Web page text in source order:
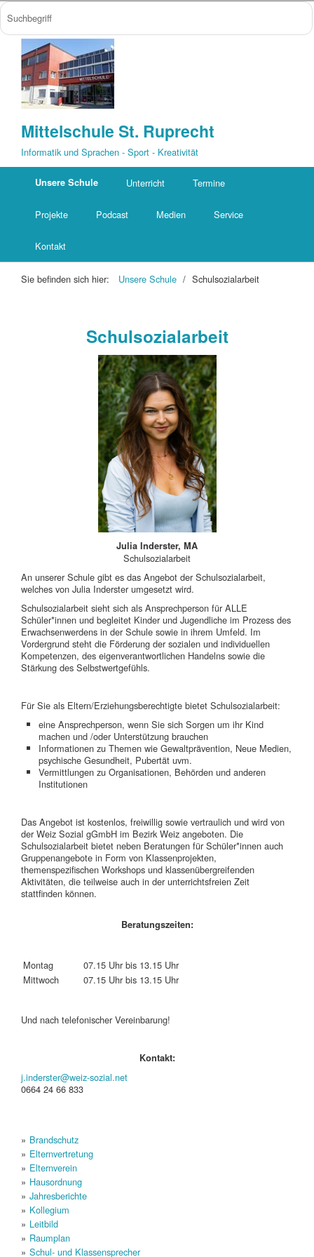
Mittelschule St. Ruprecht
Informatik und Sprachen - Sport - Kreativität
Unsere Schule Unterricht Termine
Projekte Podcast Medien Service
Kontakt
Sie befinden sich hier: Unsere Schule / Schulsozialarbeit
Schulsozialarbeit
Julia Inderster, MA
Schulsozialarbeit
An unserer Schule gibt es das Angebot der Schulsozialarbeit,
welches von Julia Inderster umgesetzt wird.
Schulsozialarbeit sieht sich als Ansprechperson für ALLE
Schüler*innen und begleitet Kinder und Jugendliche im Prozess des
Erwachsenwerdens in der Schule sowie in ihrem Umfeld. Im
Vordergrund steht die Förderung der sozialen und individuellen
Kompetenzen, des eigenverantwortlichen Handelns sowie die
Stärkung des Selbstwertgefühls.
Für Sie als Eltern/Erziehungsberechtigte bietet Schulsozialarbeit:
eine Ansprechperson, wenn Sie sich Sorgen um ihr Kind
machen und /oder Unterstützung brauchen
Informationen zu Themen wie Gewaltprävention, Neue Medien,
psychische Gesundheit, Pubertät uvm.
Vermittlungen zu Organisationen, Behörden und anderen
Institutionen
Das Angebot ist kostenlos, freiwillig sowie vertraulich und wird von
der Weiz Sozial gGmbH im Bezirk Weiz angeboten. Die
Schulsozialarbeit bietet neben Beratungen für Schüler*innen auch
Gruppenangebote in Form von Klassenprojekten,
themenspezifischen Workshops und klassenübergreifenden
Aktivitäten, die teilweise auch in der unterrichtsfreien Zeit
stattfinden können.
Beratungszeiten:
Montag
07.15 Uhr bis 13.15 Uhr
Mittwoch
07.15 Uhr bis 13.15 Uhr
Und nach telefonischer Vereinbarung!
Kontakt:
j.inderster@weiz-sozial.net
0664 24 66 833
Brandschutz
Elternvertretung
Elternverein
Hausordnung
Jahresberichte
Kollegium
Leitbild
Raumplan
Schul- und Klassensprecher